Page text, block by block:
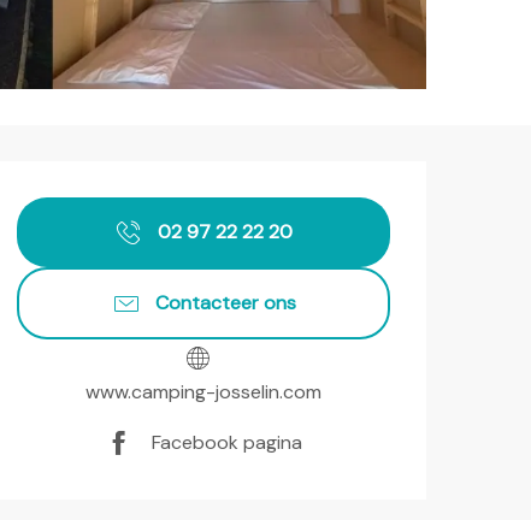
Openingstijden en
02 97 22 22 20
Contacteer ons
www.camping-josselin.com
Facebook pagina